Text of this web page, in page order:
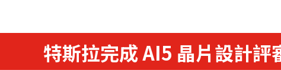
特斯拉完成 AI5 晶片設計評